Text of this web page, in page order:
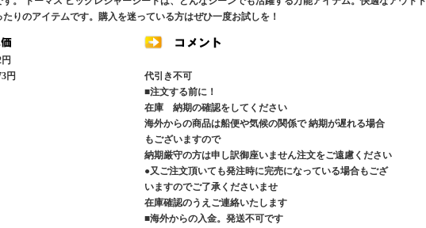
りのアイテムです。購入を迷っている方はぜひ一度お試しを！
円
代引き不可
■注文する前に！
在庫 納期の確認をしてください
海外からの商品は船便や気候の関係で 納期が遅れる場合
もございますので
納期厳守の方は申し訳御座いません注文をご遠慮ください
●又ご注文頂いても発注時に完売になっている場合もござ
いますのでご了承くださいませ
在庫確認のうえご連絡いたします
■海外からの入金。発送不可です